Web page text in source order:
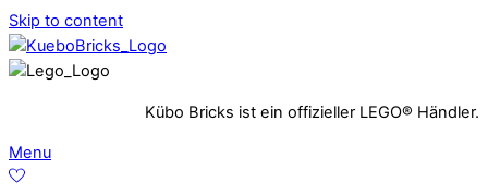
Skip to content
Kübo Bricks ist ein offizieller LEGO® Händler.
Menu